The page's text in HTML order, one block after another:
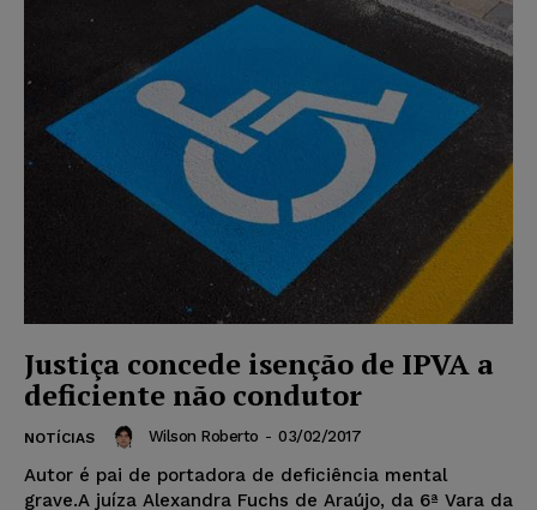
Justiça concede isenção de IPVA a
deficiente não condutor
NOTÍCIAS Wilson Roberto - 03/02/2017
Autor é pai de portadora de deficiência mental
grave.A juíza Alexandra Fuchs de Araújo, da 6ª Vara da